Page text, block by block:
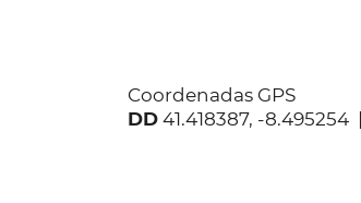
Coordenadas GPS
DD 41.418387, -8.495254 |